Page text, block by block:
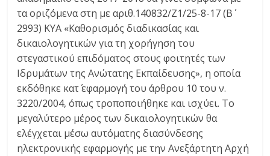
τα οριζόμενα στη με αριθ.140832/Ζ1/25-8-17 (Β΄
2993) ΚΥΑ «Καθορισμός διαδικασίας και
δικαιολογητικών για τη χορήγηση του
στεγαστικού επιδόματος στους φοιτητές των
Ιδρυμάτων της Ανώτατης Εκπαίδευσης», η οποία
εκδόθηκε κατ΄ εφαρμογή του άρθρου 10 του ν.
3220/2004, όπως τροποποιήθηκε και ισχύει. Το
μεγαλύτερο μέρος των δικαιολογητικών θα
ελέγχεται μέσω αυτόματης διασύνδεσης
ηλεκτρονικής εφαρμογής με την Ανεξάρτητη Αρχή